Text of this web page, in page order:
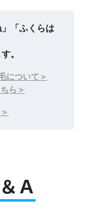
「ふくらは
。
について
ら
Ａ